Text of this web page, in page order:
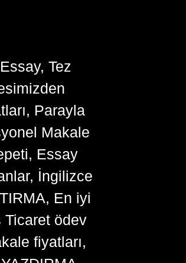
Tez
Parayla
Makale
Essay
İngilizce
En iyi
Ticaret ödev
fiyatları,